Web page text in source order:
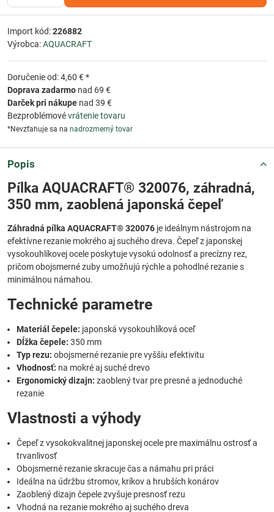
Import kód:226882
Výrobca:AQUACRAFT
Doručenie od: 4,60 € *
Doprava zadarmo nad 69 €
Darček pri nákupe nad 39 €
Bezproblémovévrátenie tovaru
*Nevzťahuje sa na nadrozmerný tovar
Popis
Pílka AQUACRAFT® 320076, záhradná,
350 mm, zaoblená japonská čepeľ
Záhradná pílka AQUACRAFT® 320076 je ideálnym nástrojom na
efektívne rezanie mokrého aj suchého dreva. Čepeľ z japonskej
vysokouhlíkovej ocele poskytuje vysokú odolnosť a precízny rez,
pričom obojsmerné zuby umožňujú rýchle a pohodlné rezanie s
minimálnou námahou.
Technické parametre
Materiál čepele: japonská vysokouhlíková oceľ
Dĺžka čepele: 350 mm
Typ rezu: obojsmerné rezanie pre vyššiu efektivitu
Vhodnosť: na mokré aj suché drevo
Ergonomický dizajn: zaoblený tvar pre presné a jednoduché
rezanie
Vlastnosti a výhody
Čepeľ z vysokokvalitnej japonskej ocele pre maximálnu ostrosť a
trvanlivosť
Obojsmerné rezanie skracuje čas a námahu pri práci
Ideálna na údržbu stromov, kríkov a hrubších konárov
Zaoblený dizajn čepele zvyšuje presnosť rezu
Vhodná na rezanie mokrého aj suchého dreva